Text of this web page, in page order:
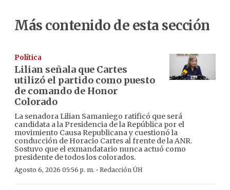
Más contenido de esta sección
Política
Lilian señala que Cartes
utilizó el partido como puesto
de comando de Honor
Colorado
La senadora Lilian Samaniego ratificó que será
candidata a la Presidencia de la República por el
movimiento Causa Republicana y cuestionó la
conducción de Horacio Cartes al frente de la ANR.
Sostuvo que el exmandatario nunca actuó como
presidente de todos los colorados.
Agosto 6, 2026 05:56 p. m. · Redacción ÚH